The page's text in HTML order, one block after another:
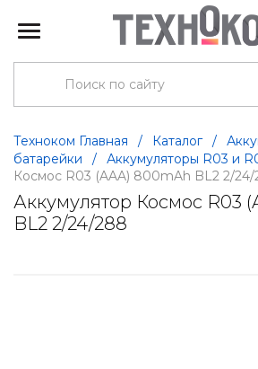
Техноком Главная / Каталог /
батарейки
/ Аккумуляторы R03 и
Космос R03 (AAA) 800mAh BL2 2/24/
Аккумулятор Космос R03
BL2 2/24/288